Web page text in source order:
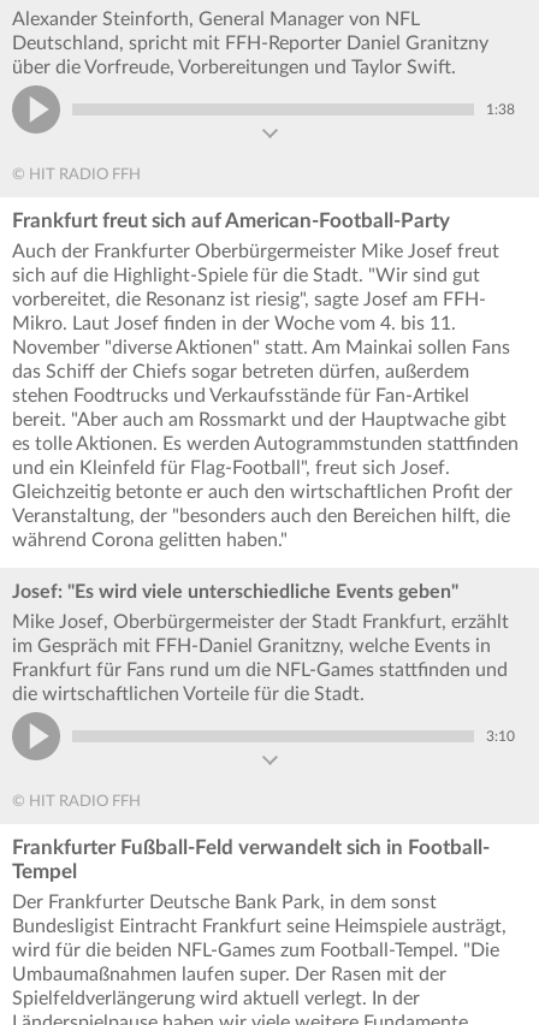
Alexander Steinforth, General Manager von NFL
Deutschland, spricht mit FFH-Reporter Daniel Granitzny
über die Vorfreude, Vorbereitungen und Taylor Swift.
1:38
© HIT RADIO FFH
Frankfurt freut sich auf American-Football-Party
Auch der Frankfurter Oberbürgermeister Mike Josef freut
sich auf die Highlight-Spiele für die Stadt. "Wir sind gut
vorbereitet, die Resonanz ist riesig", sagte Josef am FFH-
Mikro. Laut Josef finden in der Woche vom 4. bis 11.
November "diverse Aktionen" statt. Am Mainkai sollen Fans
das Schiff der Chiefs sogar betreten dürfen, außerdem
stehen Foodtrucks und Verkaufsstände für Fan-Artikel
bereit. "Aber auch am Rossmarkt und der Hauptwache gibt
es tolle Aktionen. Es werden Autogrammstunden stattfinden
und ein Kleinfeld für Flag-Football", freut sich Josef.
Gleichzeitig betonte er auch den wirtschaftlichen Profit der
Veranstaltung, der "besonders auch den Bereichen hilft, die
während Corona gelitten haben."
Josef: "Es wird viele unterschiedliche Events geben"
Mike Josef, Oberbürgermeister der Stadt Frankfurt, erzählt
im Gespräch mit FFH-Daniel Granitzny, welche Events in
Frankfurt für Fans rund um die NFL-Games stattfinden und
die wirtschaftlichen Vorteile für die Stadt.
3:10
© HIT RADIO FFH
Frankfurter Fußball-Feld verwandelt sich in Football-
Tempel
Der Frankfurter Deutsche Bank Park, in dem sonst
Bundesligist Eintracht Frankfurt seine Heimspiele austrägt,
wird für die beiden NFL-Games zum Football-Tempel. "Die
Umbaumaßnahmen laufen super. Der Rasen mit der
Spielfeldverlängerung wird aktuell verlegt. In der